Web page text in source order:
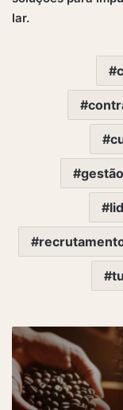
lar.
Marketing
no
Mercado
de
Café: